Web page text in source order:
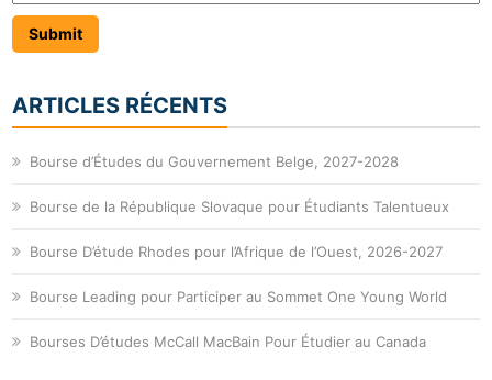
ARTICLES RÉCENTS
Bourse d’Études du Gouvernement Belge, 2027-2028
Bourse de la République Slovaque pour Étudiants Talentueux
Bourse D’étude Rhodes pour l’Afrique de l’Ouest, 2026-2027
Bourse Leading pour Participer au Sommet One Young World
Bourses D’études McCall MacBain Pour Étudier au Canada